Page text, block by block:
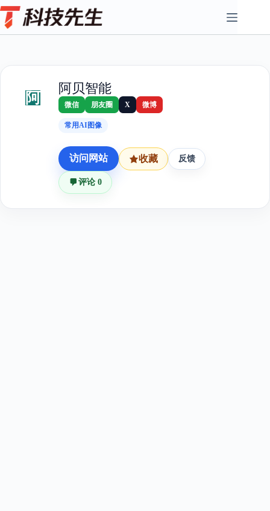
Skip
to
content
阿
阿贝智能
微信 朋友圈 X 微博
常用AI图像
访问网站 收藏 反馈
评论 0